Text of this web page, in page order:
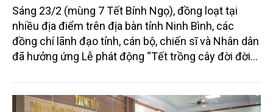
Sáng 23/2 (mùng 7 Tết Bính Ngọ), đồng loạt tại
nhiều địa điểm trên địa bàn tỉnh Ninh Bình, các
đồng chí lãnh đạo tỉnh, cán bộ, chiến sĩ và Nhân dân
đã hưởng ứng Lễ phát động “Tết trồng cây đời đời
xanh, bền vững.